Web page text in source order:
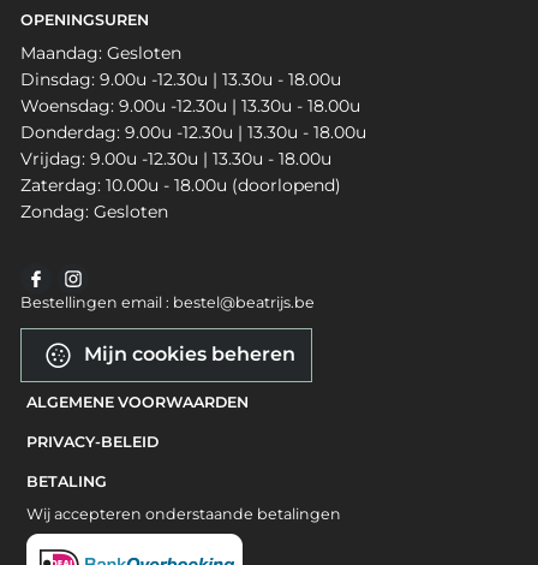
OPENINGSUREN
Maandag: Gesloten
Dinsdag: 9.00u -12.30u | 13.30u - 18.00u
Woensdag: 9.00u -12.30u | 13.30u - 18.00u
Donderdag: 9.00u -12.30u | 13.30u - 18.00u
Vrijdag: 9.00u -12.30u | 13.30u - 18.00u
Zaterdag: 10.00u - 18.00u (doorlopend)
Zondag: Gesloten
Bestellingen email : bestel@beatrijs.be
Mijn cookies beheren
ALGEMENE VOORWAARDEN
PRIVACY-BELEID
BETALING
Wij accepteren onderstaande betalingen